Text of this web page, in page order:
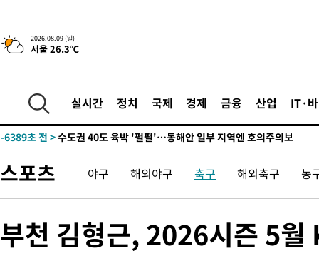
2026.08.09 (일)
서울 26.3℃
실시간 정치 국제 경제 금융 산업 IT·
42.08%·宋 10.17%
-13628초 전 >이강인 "아틀레티코 이적 기뻐…등번호 7번 의미보단 팀 위해
것"
-13563초 전 >[속보]與 당대표 경선, 제주·인천 권리당원 투표 김민석 승리
-6607초 전 >
[속보]이강인 "감독님이 원하는 마음 느꼈고, 많은 트로피 원해
레티코 이적"
-6389초 전 >
-5358초 전 >온열질환 사망자 3명 늘어…누적 환자 3000명 돌파
1시간 전 >백운산서 80년근 천종산삼 9뿌리 발견…감정가 1.3억원
1시간 전 >선재도서 해루질 나섰다 실종 60대, 닷새 만에 숨진 채 발견
2시간 전 > 여수 오동도 해상서 모터보트 전복…1명 사망·1명 실종
스포츠 야구 해외야구 축구 해외축구 농
부천 김형근, 2026시즌 5월